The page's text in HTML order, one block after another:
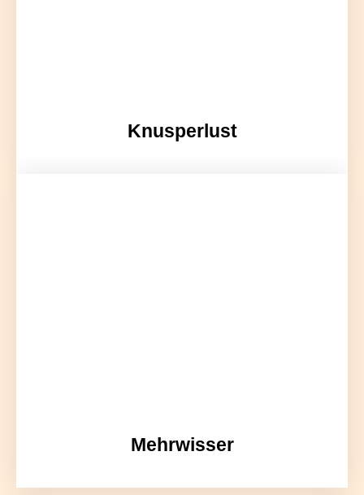
Knusperlust
Mehrwisser